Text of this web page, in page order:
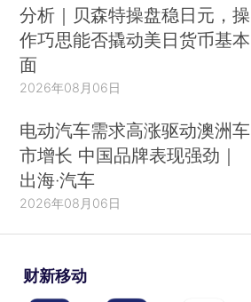
分析｜贝森特操盘稳日元，操
作巧思能否撬动美日货币基本
面
2026年08月06日
电动汽车需求高涨驱动澳洲车
市增长 中国品牌表现强劲｜
出海·汽车
2026年08月06日
财新移动